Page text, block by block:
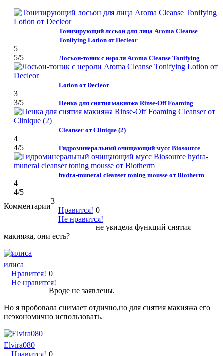
Тонизирующий лосьон для лица Aroma Cleanse
Tonifying Lotion от Decleor
5
5/5 Лосьон-тоник с нероли Aroma Cleanse Tonifying
Lotion от Decleor
3
3/5 Пенка для снятия макияжа Rinse-Off Foaming
Cleanser от Clinique (2)
4
4/5 Гидроминеральный очищающий мусс Biosource
hydra-muneral cleanser toning mousse от Biotherm
4
4/5
Комментарии
3
Нравится!
Не нравится!
0
не увидела функций снятия
макияжа, они есть?
илиса
Нравится!
Не нравится!
0
Вроде не заявлены.
Но я пробовала снимает отдично,но для снятия макияжа его
неэкономично использовать.
Elvira080
Нравится! 0